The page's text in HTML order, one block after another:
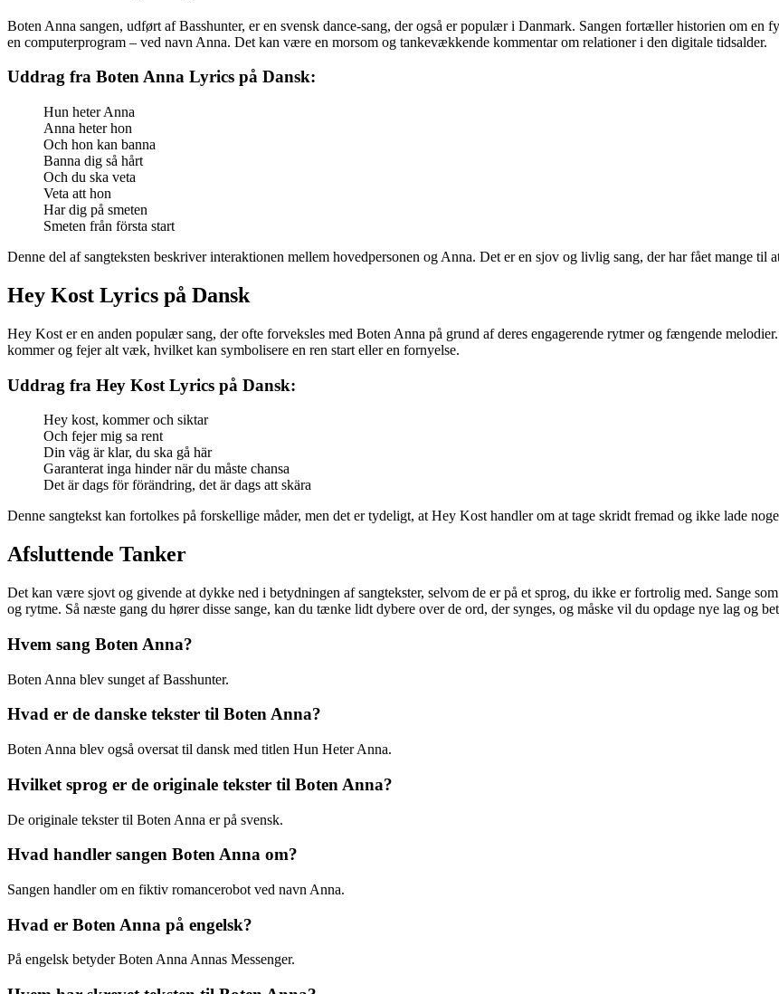
Boten Anna sangen, udført af Basshunter, er en svensk dance-sang, der også er populær i Danmark. Sangen fortæller historien om en
en computerprogram – ved navn Anna. Det kan være en morsom og tankevækkende kommentar om relationer i den digitale tidsalder.
Uddrag fra Boten Anna Lyrics på Dansk:
Hun heter Anna
Anna heter hon
Och hon kan banna
Banna dig så hårt
Och du ska veta
Veta att hon
Har dig på smeten
Smeten från första start
Denne del af sangteksten beskriver interaktionen mellem hovedpersonen og Anna. Det er en sjov og livlig sang, der har fået mange til
Hey Kost Lyrics på Dansk
Hey Kost er en anden populær sang, der ofte forveksles med Boten Anna på grund af deres engagerende rytmer og fængende
kommer og fejer alt væk, hvilket kan symbolisere en ren start eller en fornyelse.
Uddrag fra Hey Kost Lyrics på Dansk:
Hey kost, kommer och siktar
Och fejer mig sa rent
Din väg är klar, du ska gå här
Garanterat inga hinder när du måste chansa
Det är dags för förändring, det är dags att skära
Denne sangtekst kan fortolkes på forskellige måder, men det er tydeligt, at Hey Kost handler om at tage skridt fremad og ikke lade
Afsluttende Tanker
Det kan være sjovt og givende at dykke ned i betydningen af sangtekster, selvom de er på et sprog, du ikke er fortrolig med. Sange
og rytme. Så næste gang du hører disse sange, kan du tænke lidt dybere over de ord, der synges, og måske vil du opdage nye lag og
Hvem sang Boten Anna?
Boten Anna blev sunget af Basshunter.
Hvad er de danske tekster til Boten Anna?
Boten Anna blev også oversat til dansk med titlen Hun Heter Anna.
Hvilket sprog er de originale tekster til Boten Anna?
De originale tekster til Boten Anna er på svensk.
Hvad handler sangen Boten Anna om?
Sangen handler om en fiktiv romancerobot ved navn Anna.
Hvad er Boten Anna på engelsk?
På engelsk betyder Boten Anna Annas Messenger.